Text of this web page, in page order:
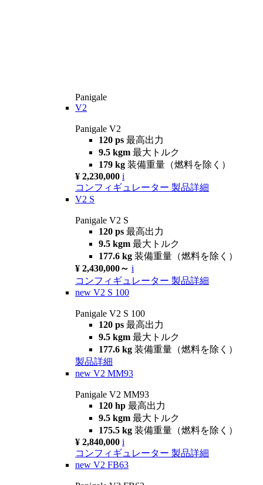
Panigale
V2
Panigale V2
120 ps 最高出力
9.5 kgm 最大トルク
179 kg 装備重量（燃料を除く）
¥ 2,230,000 i
コンフィギュレーター 製品詳細
V2 S
Panigale V2 S
120 ps 最高出力
9.5 kgm 最大トルク
177.6 kg 装備重量（燃料を除く）
¥ 2,430,000～ i
コンフィギュレーター 製品詳細
new V2 S 100
Panigale V2 S 100
120 ps 最高出力
9.5 kgm 最大トルク
177.6 kg 装備重量（燃料を除く）
製品詳細
new V2 MM93
Panigale V2 MM93
120 hp 最高出力
9.5 kgm 最大トルク
175.5 kg 装備重量（燃料を除く）
¥ 2,840,000 i
コンフィギュレーター 製品詳細
new V2 FB63